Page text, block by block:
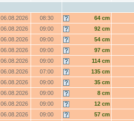
06.08.2026 08:30 64 cm
06.08.2026 09:00 92 cm
06.08.2026 09:00 54 cm
06.08.2026 09:00 97 cm
06.08.2026 09:00 114 cm
06.08.2026 07:00 135 cm
06.08.2026 09:00 35 cm
06.08.2026 09:00 8 cm
06.08.2026 09:00 12 cm
06.08.2026 09:00 57 cm